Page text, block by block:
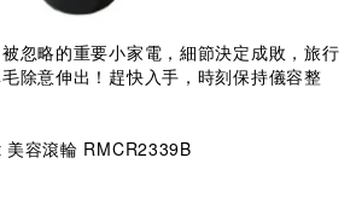
忽略的重要小家電，細節決定成敗，旅行
除意伸出！ 趕快入手，時刻保持儀容整
容滾輪 RMCR2339B